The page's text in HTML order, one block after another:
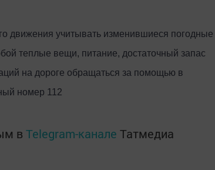
движения учитывать изменившиеся погодные
теплые вещи, питание, достаточный запас
на дороге обращаться за помощью в
номер 112
в Telegram-канале Татмедиа